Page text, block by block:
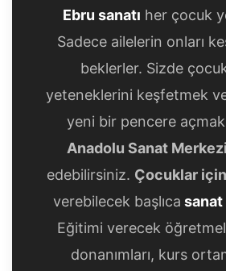
Ebru sanatı her çocuk
Sadece ailelerin onları
beklerler. Sizde
yeteneklerini keşfetmek
yeni bir pencere
Anadolu Sanat
edebilirsiniz. Çocuklar için
verebilecek başlıca
Eğitimi verecek
donanımları, kurs